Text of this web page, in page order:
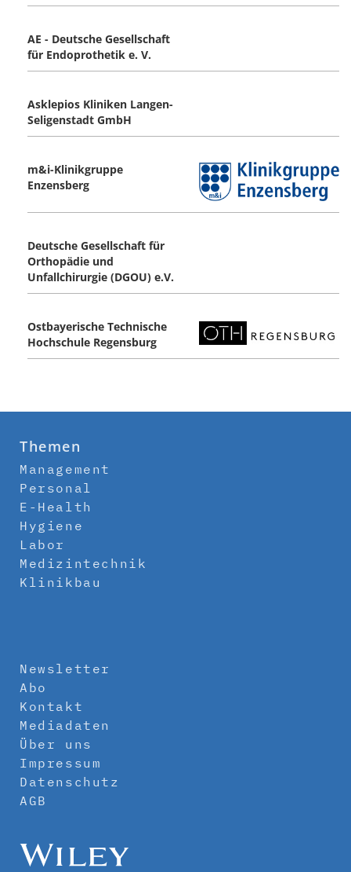
AE - Deutsche Gesellschaft
für Endoprothetik e. V.
Asklepios Kliniken Langen-
Seligenstadt GmbH
m&i-Klinikgruppe
Enzensberg
Deutsche Gesellschaft für
Orthopädie und
Unfallchirurgie (DGOU) e.V.
Ostbayerische Technische
Hochschule Regensburg
Themen
Management
Personal
E-Health
Hygiene
Labor
Medizintechnik
Klinikbau
Newsletter
Abo
Kontakt
Mediadaten
Über uns
Impressum
Datenschutz
AGB